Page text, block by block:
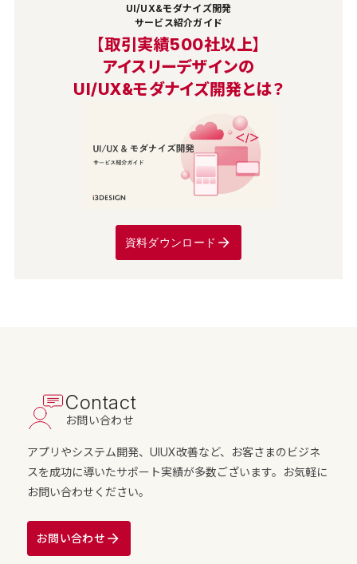
UI/UX&モダナイズ開発
サービス紹介ガイド
【取引実績500社以上】
アイスリーデザインの
UI/UX&モダナイズ開発とは？
資料ダウンロード
Contact
お問い合わせ
アプリやシステム開発、UIUX改善など、お客さまのビジネ
スを成功に導いたサポート実績が多数ございます。お気軽に
お問い合わせください。
お問い合わせ